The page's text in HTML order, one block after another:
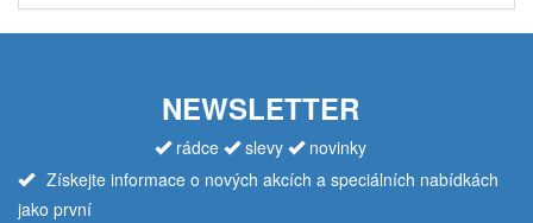
NEWSLETTER
rádce slevy
novinky
Získejte informace o nových akcích a speciálních nabídkách
jako první